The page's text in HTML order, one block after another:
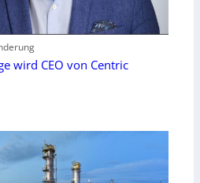
wird CEO von Centric